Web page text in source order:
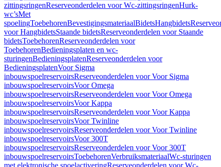
zittingsringenReserveonderdelen voor Wc-zittingsringenHurk-
wc’sMet
spoelingToebehorenBevestigingsmateriaalBidetsHangbidets
voor HangbidetsStaande bidetsReserveonderdelen voor Staande
bidetsToebehorenReserveonderdelen voor
ToebehorenBedieningsplaten en wc-
sturingenBedieningsplatenReserveonderdelen voor
BedieningsplatenVoor Sigma
inbouwspoelreservoirsReserveonderdelen voor Voor Sigma
inbouwspoelreservoirsVoor Omega
inbouwspoelreservoirsReserveonderdelen voor Voor Omega
inbouwspoelreservoirsVoor Kappa
inbouwspoelreservoirsReserveonderdelen voor Voor Kappa
inbouwspoelreservoirsVoor Twinline
inbouwspoelreservoirsReserveonderdelen voor Voor Twinline
inbouwspoelreservoirsVoor 300T
inbouwspoelreservoirsReserveonderdelen voor Voor 300T
inbouwspoelreservoirsToebehorenVerbruiksmateriaalWc-sturingen
met elektronische spoelactiveringReserveonderdelen voor Wc-